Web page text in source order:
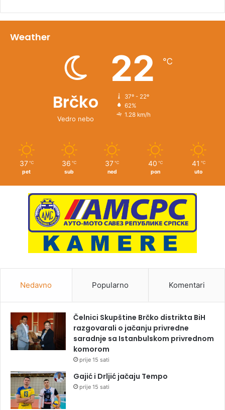
Weather
Brčko
Vedro nebo
22 ℃
37º - 22º
62%
1.28 km/h
37 ℃
pet
36 ℃
sub
37 ℃
ned
40 ℃
pon
41 ℃
uto
Nedavno Popularno Komentari
Čelnici Skupštine Brčko distrikta BiH
razgovarali o jačanju privredne
saradnje sa Istanbulskom privrednom
komorom
prije 15 sati
Gajić i Drljić jačaju Tempo
prije 15 sati